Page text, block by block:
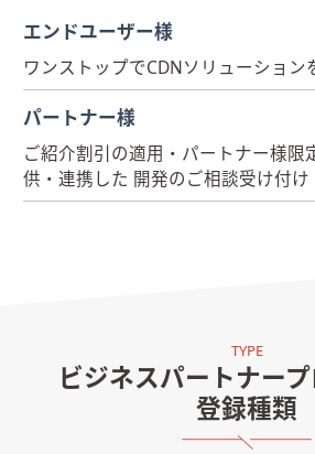
エンドユーザー様
ワンストップでCDNソリューション
パートナー様
ご紹介割引の適用・パートナー様限
供・連携した 開発のご相談受け付け
ビジネスパートナー
登録種類